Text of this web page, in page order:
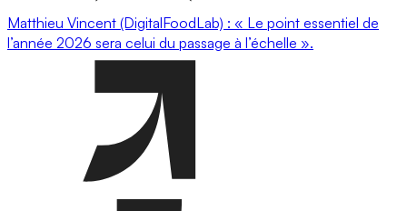
Matthieu Vincent (DigitalFoodLab) : « Le point essentiel de
l’année 2026 sera celui du passage à l’échelle ».